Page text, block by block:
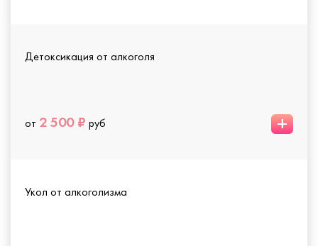
Детоксикация от алкоголя
от 2 500 ₽ руб +
Укол от алкоголизма